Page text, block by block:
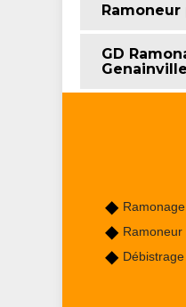
GD
Ramoneur